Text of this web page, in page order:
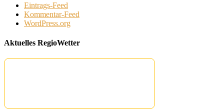
Eintrags-Feed
Kommentar-Feed
WordPress.org
Aktuelles RegioWetter